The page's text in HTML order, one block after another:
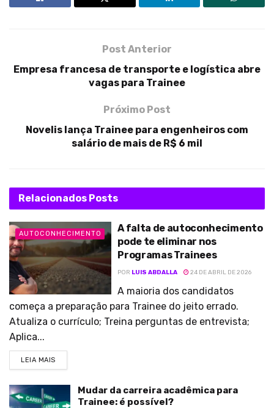
Post Anterior
Empresa francesa de transporte e logística abre
vagas para Trainee
Próximo Post
Novelis lança Trainee para engenheiros com
salário de mais de R$ 6 mil
Relacionados Posts
AUTOCONHECIMENTO
A falta de autoconhecimento
pode te eliminar nos
Programas Trainees
POR LUIS ABDALLA 24 DE ABRIL DE 2026
A maioria dos candidatos
começa a preparação para Trainee do jeito errado.
Atualiza o currículo; Treina perguntas de entrevista;
Aplica...
LEIA MAIS
Mudar da carreira acadêmica para
Trainee: é possível?